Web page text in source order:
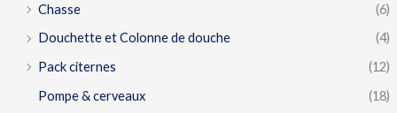
Chasse
(6)
Douchette et Colonne de douche
(4)
Pack citernes
(12)
Pompe & cerveaux
(18)